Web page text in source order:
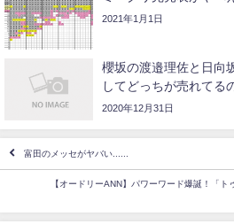
2021年1月1日
櫻坂の渡邉理佐と日向
してどっちが売れてる
2020年12月31日
富田のメッセがヤバい......
【オードリーANN】パワーワード爆誕！「